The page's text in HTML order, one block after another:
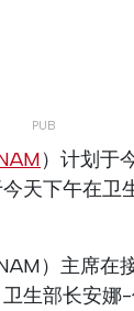
）计划于
天下午在卫
）主席在
生部长安娜